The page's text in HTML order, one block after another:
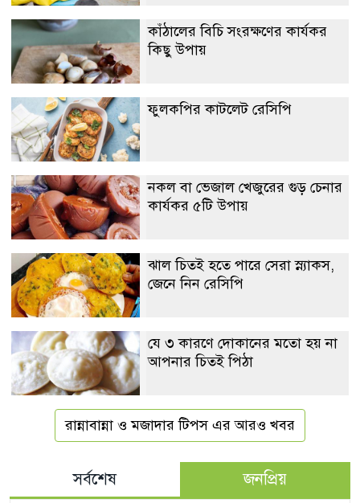
কাঁঠালের বিচি সংরক্ষণের কার্যকর
কিছু উপায়
ফুলকপির কাটলেট রেসিপি
নকল বা ভেজাল খেজুরের গুড় চেনার
কার্যকর ৫টি উপায়
ঝাল চিতই হতে পারে সেরা স্ন্যাকস,
জেনে নিন রেসিপি
যে ৩ কারণে দোকানের মতো হয় না
আপনার চিতই পিঠা
রান্নাবান্না ও মজাদার টিপস এর আরও খবর
সর্বশেষ জনপ্রিয়